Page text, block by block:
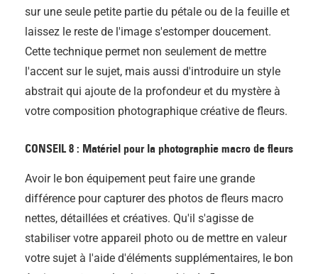
sur une seule petite partie du pétale ou de la feuille et
laissez le reste de l'image s'estomper doucement.
Cette technique permet non seulement de mettre
l'accent sur le sujet, mais aussi d'introduire un style
abstrait qui ajoute de la profondeur et du mystère à
votre composition photographique créative de fleurs.
CONSEIL 8 : Matériel pour la photographie macro de fleurs
Avoir le bon équipement peut faire une grande
différence pour capturer des photos de fleurs macro
nettes, détaillées et créatives. Qu'il s'agisse de
stabiliser votre appareil photo ou de mettre en valeur
votre sujet à l'aide d'éléments supplémentaires, le bon